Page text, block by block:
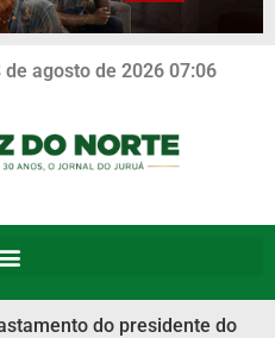
agosto de 2026 07:06
do presidente do